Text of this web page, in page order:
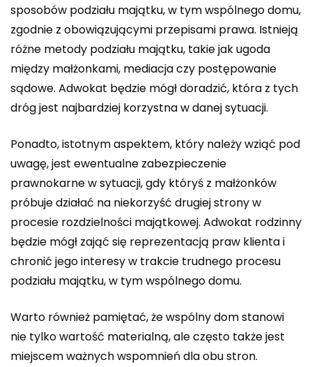
sposobów podziału majątku, w tym wspólnego domu,
zgodnie z obowiązującymi przepisami prawa. Istnieją
różne metody podziału majątku, takie jak ugoda
między małżonkami, mediacja czy postępowanie
sądowe. Adwokat będzie mógł doradzić, która z tych
dróg jest najbardziej korzystna w danej sytuacji.
Ponadto, istotnym aspektem, który należy wziąć pod
uwagę, jest ewentualne zabezpieczenie
prawnokarne w sytuacji, gdy któryś z małżonków
próbuje działać na niekorzyść drugiej strony w
procesie rozdzielności majątkowej. Adwokat rodzinny
będzie mógł zająć się reprezentacją praw klienta i
chronić jego interesy w trakcie trudnego procesu
podziału majątku, w tym wspólnego domu.
Warto również pamiętać, że wspólny dom stanowi
nie tylko wartość materialną, ale często także jest
miejscem ważnych wspomnień dla obu stron.